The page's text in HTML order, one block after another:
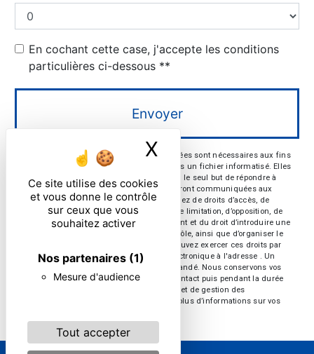
Ce site utilise des cookies
et vous donne le contrôle
sur ceux que vous
souhaitez activer
Nos partenaires (1)
Mesure d'audience
Tout accepter
X Masquer le
En cochant cette case, j'accepte les conditions
particulières ci-dessous **
Envoyer
** Les données personnelles communiquées sont nécessaires aux fins
de vous contacter et sont enregistrées dans un fichier informatisé. Elles
sont destinées à et ses sous-traitants dans le seul but de répondre à
votre message. Les données collectées seront communiquées aux
seuls destinataires suivants: . Vous disposez de droits d’accès, de
rectification, d’effacement, de portabilité, de limitation, d’opposition, de
retrait de votre consentement à tout moment et du droit d’introduire une
réclamation auprès d’une autorité de contrôle, ainsi que d’organiser le
sort de vos données post-mortem. Vous pouvez exercer ces droits par
voie postale à l'adresse ou par courrier électronique à l'adresse . Un
justificatif d'identité pourra vous être demandé. Nous conservons vos
données pendant la période de prise de contact puis pendant la durée
de prescription légale aux fins probatoires et de gestion des
contentieux. Consultez le site cnil.fr pour plus d’informations sur vos